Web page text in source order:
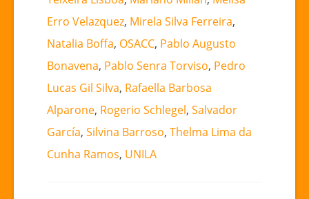
Erro Velazquez, Mirela Silva Ferreira,
Natalia Boffa, OSACC, Pablo Augusto
Bonavena, Pablo Senra Torviso, Pedro
Lucas Gil Silva, Rafaella Barbosa
Alparone, Rogerio Schlegel, Salvador
García, Silvina Barroso, Thelma Lima da
Cunha Ramos, UNILA